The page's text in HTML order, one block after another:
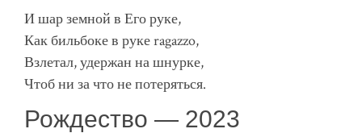
И шар земной в Его руке,
Как бильбоке в руке ragazzo,
Взлетал, удержан на шнурке,
Чтоб ни за что не потеряться.
Рождество — 2023